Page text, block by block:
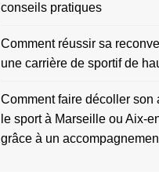
conseils pratiques
Comment réussir sa
une carrière de sportif de
Comment faire décoller son
le sport à Marseille ou Aix-
grâce à un